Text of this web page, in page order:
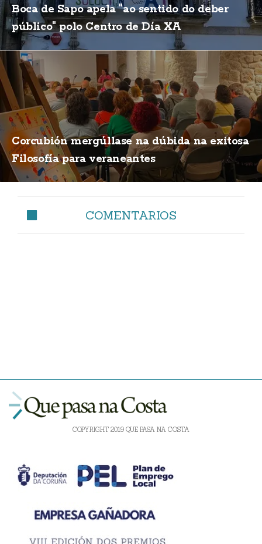
Boca de Sapo apela "ao sentido do deber
público" polo Centro de Día XA
Corcubión mergúllase na dúbida na exitosa
Filosofía para veraneantes
COMENTARIOS
COPYRIGHT 2019 QUE PASA NA COSTA